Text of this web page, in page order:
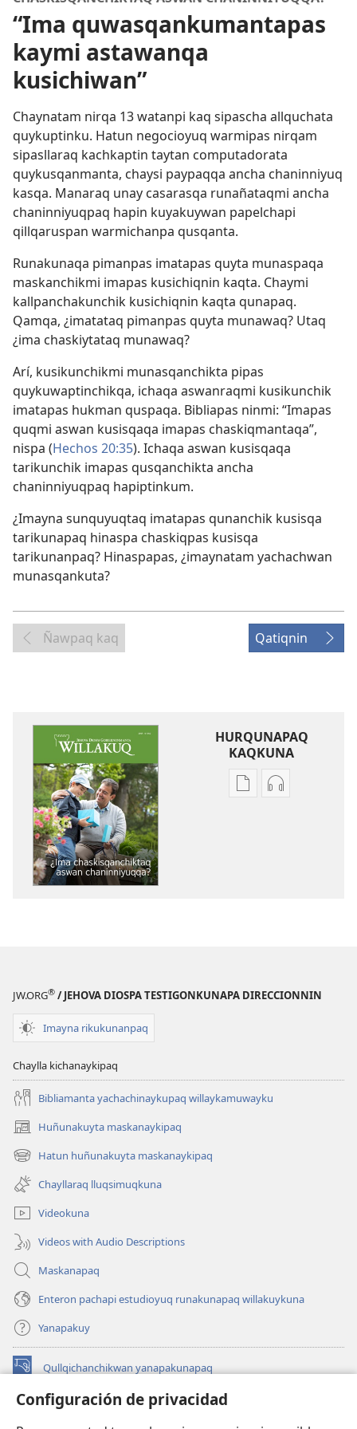
Configuración de privacidad
“Ima quwasqankumantapas
kaymi astawanqa
kusichiwan”
Chaynatam nirqa 13 watanpi kaq sipascha allquchata
quykuptinku. Hatun negocioyuq warmipas nirqam
sipasllaraq kachkaptin taytan computadorata
quykusqanmanta, chaysi paypaqqa ancha chaninniyuq
kasqa. Manaraq unay casarasqa runañataqmi ancha
chaninniyuqpaq hapin kuyakuywan papelchapi
qillqaruspan warmichanpa qusqanta.
Runakunaqa pimanpas imatapas quyta munaspaqa
maskanchikmi imapas kusichiqnin kaqta. Chaymi
kallpanchakunchik kusichiqnin kaqta qunapaq.
Qamqa, ¿imatataq pimanpas quyta munawaq? Utaq
¿ima chaskiytataq munawaq?
Arí, kusikunchikmi munasqanchikta pipas
quykuwaptinchikqa, ichaqa aswanraqmi kusikunchik
imatapas hukman quspaqa. Bibliapas ninmi: “Imapas
quqmi aswan kusisqaqa imapas chaskiqmantaqa”,
nispa (Hechos 20:35). Ichaqa aswan kusisqaqa
tarikunchik imapas qusqanchikta ancha
chaninniyuqpaq hapiptinkum.
¿Imayna sunquyuqtaq imatapas qunanchik kusisqa
tarikunapaq hinaspa chaskiqpas kusisqa
tarikunanpaq? Hinaspapas, ¿imaynatam yachachwan
munasqankuta?
Ñawpaq kaq Qatiqnin
HURQUNAPAQ
KAQKUNA
Qillqakunata
Uyarinapaq
JW.ORG® / JEHOVA DIOSPA TESTIGONKUNAPA DIRECCIONNIN
Imayna rikukunanpaq
Chaylla kichanaykipaq
Bibliamanta yachachinaykupaq willaykamuwayku
Huñunakuyta maskanaykipaq
(abre
una
nueva
ventana)
Hatun huñunakuyta maskanaykipaq
(abre
una
nueva
ventana)
Chayllaraq lluqsimuqkuna
Videokuna
Videos with Audio Descriptions
Maskanapaq
Enteron pachapi estudioyuq runakunapaq willakuykuna
Yanapakuy
Qullqichanchikwan yanapakunapaq
(abre
nueva INTERNETPI QILLQAKUNA Watchtower™